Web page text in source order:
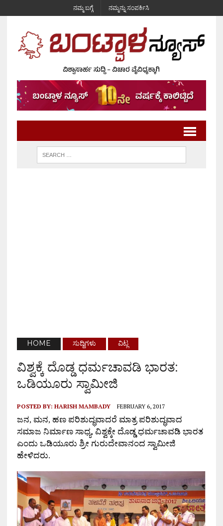
ನಮ್ಮ ಬಗ್ಗೆ ನಮ್ಮನ್ನು ಸಂಪರ್ಕಿಸಿ
HOME ಸುದ್ದಿಗಳು ವಿಟ್ಲ
ವಿಶ್ವಕ್ಕೆ ದೊಡ್ಡ ಧರ್ಮಚಾವಡಿ ಭಾರತ:
ಒಡಿಯೂರು ಸ್ವಾಮೀಜಿ
POSTED BY: HARISH MAMBADY FEBRUARY 6, 2017
ಜನ, ಮನ, ಹಣ ಪರಿಶುದ್ಧವಾದರೆ ಮಾತ್ರ ಪರಿಶುದ್ಧವಾದ
ಸಮಾಜ ನಿರ್ಮಾಣ ಸಾಧ್ಯ, ವಿಶ್ವಕ್ಕೇ ದೊಡ್ಡ ಧರ್ಮಚಾವಡಿ ಭಾರತ
ಎಂದು ಒಡಿಯೂರು ಶ್ರೀ ಗುರುದೇವಾನಂದ ಸ್ವಾಮೀಜಿ
ಹೇಳಿದರು.